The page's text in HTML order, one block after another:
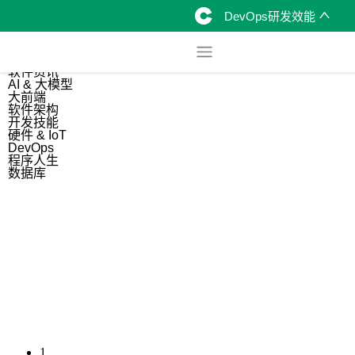
DevOps研发效能
软件资讯
AI & 大模型
大前端
软件架构
开发技能
硬件 & IoT
DevOps
程序人生
数据库
1